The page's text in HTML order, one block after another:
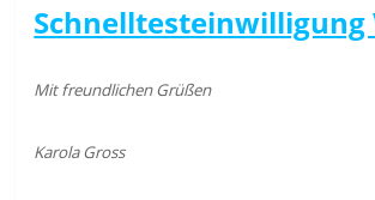
Schnelltesteinwilligung
Mit freundlichen Grüßen
Karola Gross